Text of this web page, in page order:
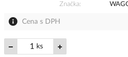
Značka
Cena s DPH
ks